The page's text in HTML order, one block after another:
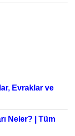
Evraklar ve
Neler? | Tüm